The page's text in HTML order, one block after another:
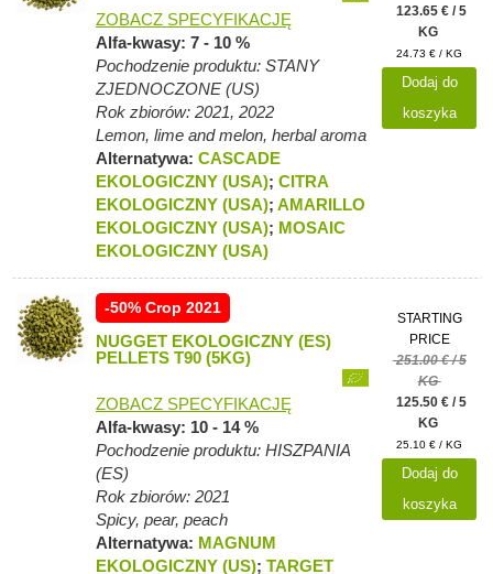
ZOBACZ SPECYFIKACJĘ
Alfa-kwasy: 7 - 10 %
Pochodzenie produktu: STANY
ZJEDNOCZONE (US)
Rok zbiorów: 2021, 2022
Lemon, lime and melon, herbal aroma
Alternatywa: CASCADE
EKOLOGICZNY (USA); CITRA
EKOLOGICZNY (USA); AMARILLO
EKOLOGICZNY (USA); MOSAIC
EKOLOGICZNY (USA)
123.65 € / 5
KG
24.73 € / KG
Dodaj do
koszyka
-50% Crop 2021
NUGGET EKOLOGICZNY (ES)
PELLETS T90 (5KG)
ZOBACZ SPECYFIKACJĘ
Alfa-kwasy: 10 - 14 %
Pochodzenie produktu: HISZPANIA
(ES)
Rok zbiorów: 2021
Spicy, pear, peach
Alternatywa: MAGNUM
EKOLOGICZNY (US); TARGET
STARTING
PRICE
251.00 € / 5
KG
125.50 € / 5
KG
25.10 € / KG
Dodaj do
koszyka